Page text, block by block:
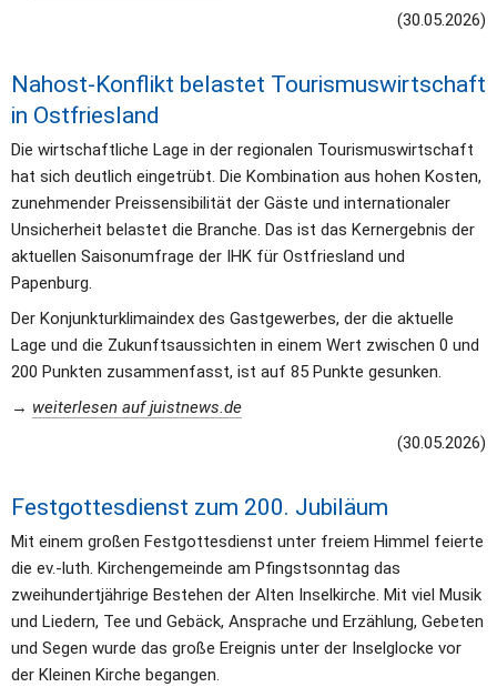
(30.05.2026)
Nahost-Konflikt belastet Tourismuswirtschaft
in Ostfriesland
Die wirtschaftliche Lage in der regionalen Tourismuswirtschaft
hat sich deutlich eingetrübt. Die Kombination aus hohen Kosten,
zunehmender Preissensibilität der Gäste und internationaler
Unsicherheit belastet die Branche. Das ist das Kernergebnis der
aktuellen Saisonumfrage der IHK für Ostfriesland und
Papenburg.
Der Konjunkturklimaindex des Gastgewerbes, der die aktuelle
Lage und die Zukunftsaussichten in einem Wert zwischen 0 und
200 Punkten zusammenfasst, ist auf 85 Punkte gesunken.
→ weiterlesen auf juistnews.de
(30.05.2026)
Festgottesdienst zum 200. Jubiläum
Mit einem großen Festgottesdienst unter freiem Himmel feierte
die ev.-luth. Kirchengemeinde am Pfingstsonntag das
zweihundertjährige Bestehen der Alten Inselkirche. Mit viel Musik
und Liedern, Tee und Gebäck, Ansprache und Erzählung, Gebeten
und Segen wurde das große Ereignis unter der Inselglocke vor
der Kleinen Kirche begangen.